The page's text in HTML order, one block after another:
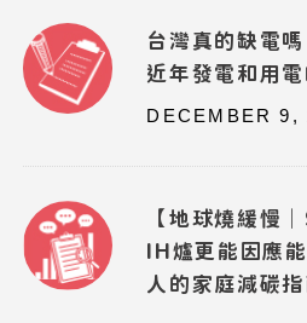
台灣真的缺電
近年發電和用
DECEMBER 9,
【地球燒緩慢
IH爐更能因應
人的家庭減碳